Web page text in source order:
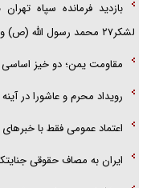
بازدید فرمانده سپاه
لشکر۲۷ محمد رسول الله (ص) و ارزیابی آمادگی آنها
مقاومت یمن؛ دو خیز اساسی
رویداد محرم و عاشورا در
اعتماد عمومی فقط با
ایران به مصاف حقوقی